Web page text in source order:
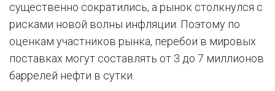
существенно сократились, а рынок столкнулся с
рисками новой волны инфляции. Поэтому по
оценкам участников рынка, перебои в мировых
поставках могут составлять от 3 до 7 миллионов
баррелей нефти в сутки.